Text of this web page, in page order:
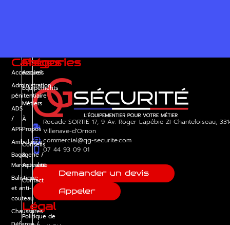
Pages
Accueil
Équipements
Métiers
À
Propos
Conseils
&
Actualité
Contact
Légal
Politique de
Catégories
Accessoires
Administration
pénitentiaire
ADS
/
APR
Ambulance
Bagagerie /
Maroquinerie
Balistique
et anti-
couteau
Chaussures
Rocade SORTIE 17, 9 Av. Roger Lapébie ZI Chanteloiseau,
Villenave-d'Ornon
commercial@qg-securite.com
07 44 93 09 01
Demander un devis
Appeler